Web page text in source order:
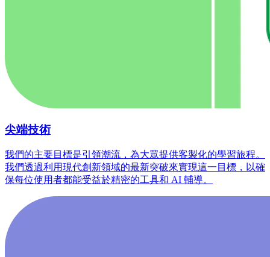
尖端技術
我們的主要目標是引領潮流，為大眾提供客製化的學習旅程。
我們透過利用現代創新領域的最新突破來實現這一目標，以確
保每位使用者都能受益於精密的工具和 AI 輔導。